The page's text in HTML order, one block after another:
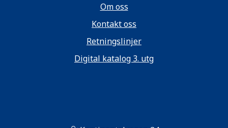
Om oss
Kontakt oss
Retningslinjer
Digital katalog 3. utg